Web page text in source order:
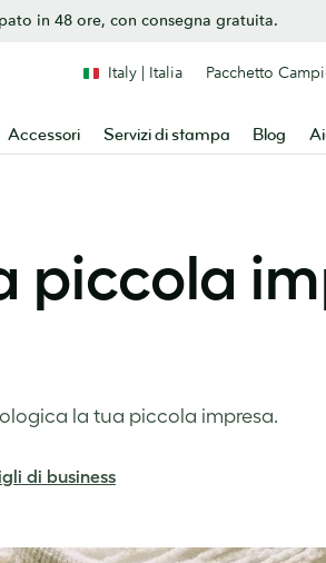
in 48 ore, con consegna gratuita.
Accessori Servizi di stampa Blog
Italy | Italia Pacchetto
piccola
la tua piccola impresa.
di business